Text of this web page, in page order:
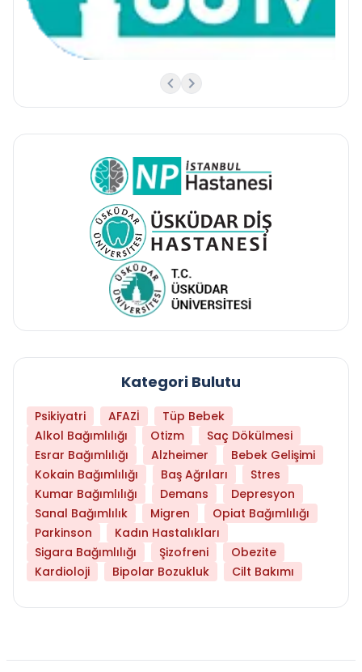
Kategori Bulutu
Psikiyatri AFAZİ
Tüp Bebek
Alkol Bağımlılığı
Otizm
Saç Dökülmesi
Esrar Bağımlılığı
Alzheimer
Bebek Gelişimi
Kokain Bağımlılığı
Baş Ağrıları
Stres
Kumar Bağımlılığı
Demans
Depresyon
Sanal Bağımlılık
Migren
Opiat Bağımlılığı
Parkinson
Kadın Hastalıkları
Sigara Bağımlılığı
Şizofreni
Obezite
Kardioloji
Bipolar Bozukluk Cilt Bakımı